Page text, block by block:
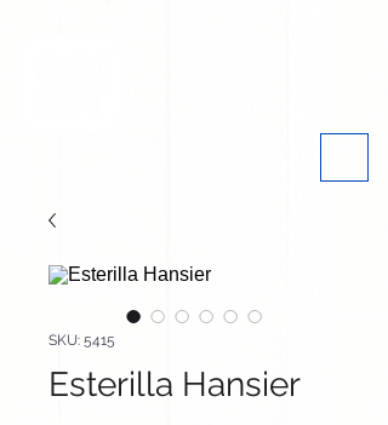
SKU: 5415
Esterilla Hansier